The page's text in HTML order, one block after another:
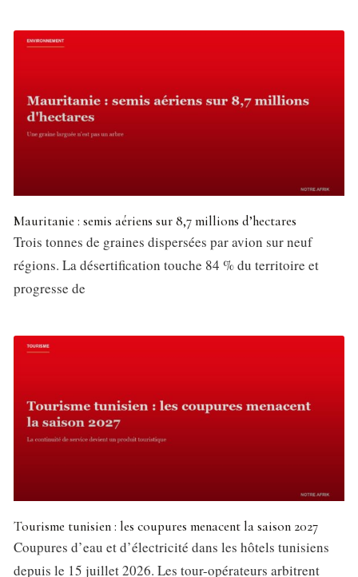
Mauritanie : semis aériens sur 8,7 millions d’hectares
Trois tonnes de graines dispersées par avion sur neuf
régions. La désertification touche 84 % du territoire et
progresse de
Tourisme tunisien : les coupures menacent la saison 2027
Coupures d’eau et d’électricité dans les hôtels tunisiens
depuis le 15 juillet 2026. Les tour-opérateurs arbitrent